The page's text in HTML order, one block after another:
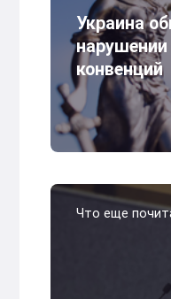
Украина
конвенций
Что еще